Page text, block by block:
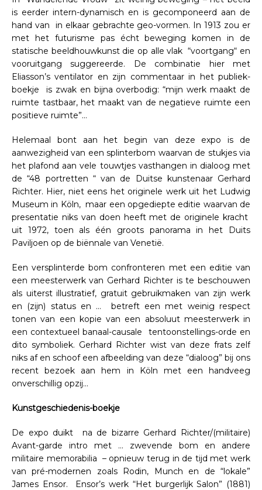
is eerder intern-dynamisch en is gecomponeerd aan de
hand van in elkaar gebrachte geo-vormen. In 1913 zou er
met het futurisme pas écht beweging komen in de
statische beeldhouwkunst die op alle vlak “voortgang“ en
vooruitgang suggereerde. De combinatie hier met
Eliasson’s ventilator en zijn commentaar in het publiek-
boekje is zwak en bijna overbodig: “mijn werk maakt de
ruimte tastbaar, het maakt van de negatieve ruimte een
positieve ruimte”…
Helemaal bont aan het begin van deze expo is de
aanwezigheid van een splinterbom waarvan de stukjes via
het plafond aan vele touwtjes vasthangen in dialoog met
de “48 portretten “ van de Duitse kunstenaar Gerhard
Richter. Hier, niet eens het originele werk uit het Ludwig
Museum in Köln, maar een opgediepte editie waarvan de
presentatie niks van doen heeft met de originele kracht
uit 1972, toen als één groots panorama in het Duits
Paviljoen op de biënnale van Venetië.
Een versplinterde bom confronteren met een editie van
een meesterwerk van Gerhard Richter is te beschouwen
als uiterst illustratief, gratuit gebruikmaken van zijn werk
en (zijn) status en … betreft een met weinig respect
tonen van een kopie van een absoluut meesterwerk in
een contextueel banaal-causale tentoonstellings-orde en
dito symboliek. Gerhard Richter wist van deze frats zelf
niks af en schoof een afbeelding van deze “dialoog” bij ons
recent bezoek aan hem in Köln met een handveeg
onverschillig opzij…
Kunstgeschiedenis-boekje
De expo duikt na de bizarre Gerhard Richter/(militaire)
Avant-garde intro met … zwevende bom en andere
militaire memorabilia – opnieuw terug in de tijd met werk
van pré-modernen zoals Rodin, Munch en de “lokale”
James Ensor. Ensor’s werk “Het burgerlijk Salon” (1881)